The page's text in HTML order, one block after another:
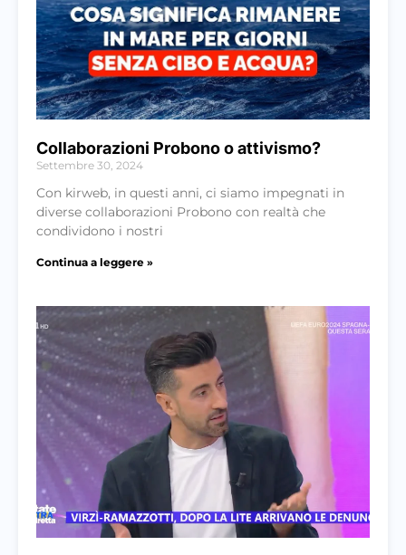
Collaborazioni Probono o attivismo?
Settembre 30, 2024
Con kirweb, in questi anni, ci siamo impegnati in
diverse collaborazioni Probono con realtà che
condividono i nostri
Continua a leggere »